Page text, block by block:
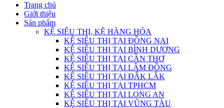
Trang chủ
Giới thiệu
Sản phẩm
KỆ SIÊU THỊ, KỆ HÀNG HÓA
KỆ SIÊU THỊ TẠI ĐỒNG NAI
KỆ SIÊU THỊ TẠI BÌNH DƯƠNG
KỆ SIÊU THỊ TẠI CẦN THƠ
KỆ SIÊU THỊ TẠI LÂM ĐỒNG
KỆ SIÊU THỊ TẠI ĐẮK LẮK
KỆ SIÊU THỊ TẠI TPHCM
KỆ SIÊU THỊ TẠI LONG AN
KỆ SIÊU THỊ TẠI VŨNG TÀU